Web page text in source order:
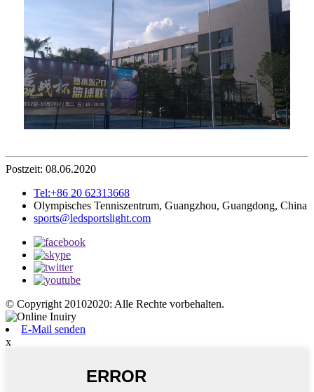
Postzeit: 08.06.2020
Tel:+86 20 62313668
Olympisches Tenniszentrum, Guangzhou, Guangdong, China
sports@ledsportslight.com
© Copyright 20102020: Alle Rechte vorbehalten.
E-Mail senden
x